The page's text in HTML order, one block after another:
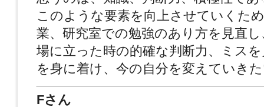
このような要素を向上させていくた
業、研究室での勉強のあり方を見直
場に立った時の的確な判断力、ミス
を身に着け、今の自分を変えていき
Fさん